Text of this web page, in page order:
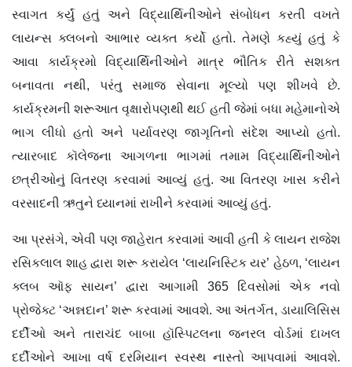
સ્વાગત કર્યું હતું અને વિદ્યાર્થિનીઓને સંબોધન કરતી વખતે
લાયન્સ ક્લબનો આભાર વ્યક્ત કર્યો હતો. તેમણે કહ્યું હતું કે
આવા કાર્યક્રમો વિદ્યાર્થિનીઓને માત્ર ભૌતિક રીતે સશક્ત
બનાવતા નથી, પરંતુ સમાજ સેવાના મૂલ્યો પણ શીખવે છે.
કાર્યક્રમની શરૂઆત વૃક્ષારોપણથી થઈ હતી જેમાં બધા મહેમાનોએ
ભાગ લીધો હતો અને પર્યાવરણ જાગૃતિનો સંદેશ આપ્યો હતો.
ત્યારબાદ કૉલેજના આગળના ભાગમાં તમામ વિદ્યાર્થિનીઓને
છત્રીઓનું વિતરણ કરવામાં આવ્યું હતું. આ વિતરણ ખાસ કરીને
વરસાદની ઋતુને ધ્યાનમાં રાખીને કરવામાં આવ્યું હતું.
આ પ્રસંગે, એવી પણ જાહેરાત કરવામાં આવી હતી કે લાયન રાજેશ
રસિકલાલ શાહ દ્વારા શરૂ કરાયેલ ‘લાયનિસ્ટિક યર’ હેઠળ, ‘લાયન
ક્લબ ઑફ સાયન’ દ્વારા આગામી 365 દિવસોમાં એક નવો
પ્રોજેક્ટ ‘અન્નદાન’ શરૂ કરવામાં આવશે. આ અંતર્ગત, ડાયાલિસિસ
દર્દીઓ અને તારાચંદ બાબા હૉસ્પિટલના જનરલ વોર્ડમાં દાખલ
દર્દીઓને આખા વર્ષ દરમિયાન સ્વસ્થ નાસ્તો આપવામાં આવશે.